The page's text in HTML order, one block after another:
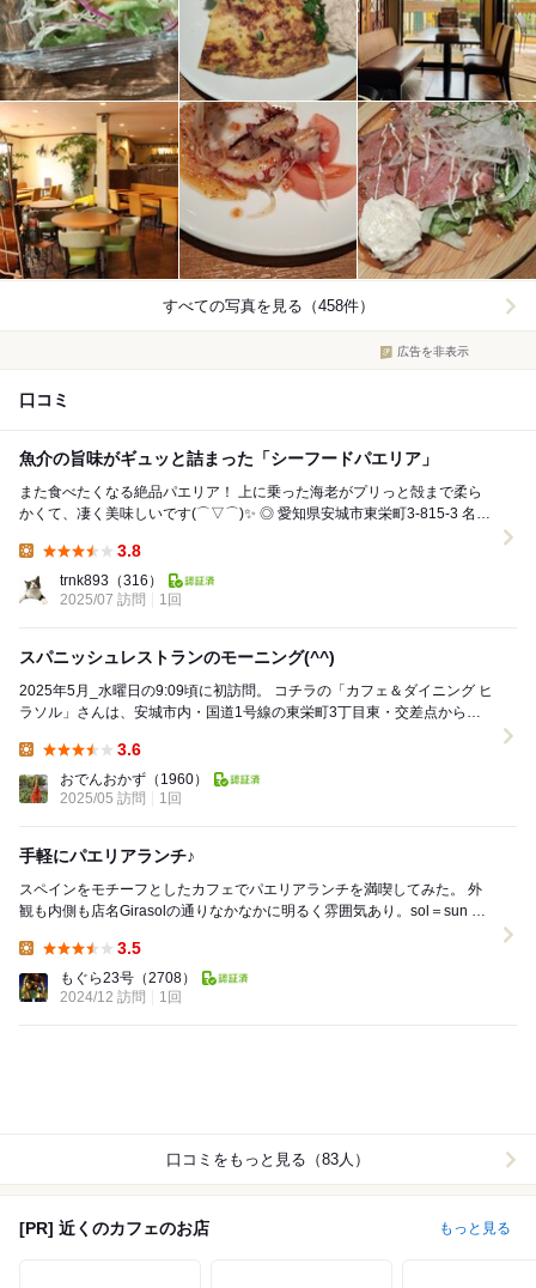
すべての写真を見る（458件）
広告を非表示
口コミ
魚介の旨味がギュッと詰まった「シーフードパエリア」
また食べたくなる絶品パエリア！ 上に乗った海老がプリっと殻まで柔ら
かくて、凄く美味しいです(⌒▽⌒)✨️ ◎ 愛知県安城市東栄町3-815-3 名鉄
3.8
trnk893 （316）
2025/07 訪問
1回
スパニッシュレストランのモーニング(^^)
2025年5月_水曜日の9:09頃に初訪問。 コチラの「カフェ＆ダイニング ヒ
ラソル」さんは、安城市内・国道1号線の東栄町3丁目東・交差点から、
3.6
おでんおかず （1960）
2025/05 訪問
1回
手軽にパエリアランチ♪
スペインをモチーフとしたカフェでパエリアランチを満喫してみた。 外
観も内側も店名Girasolの通りなかなかに明るく雰囲気あり。sol＝sun は
3.5
もぐら23号 （2708）
2024/12 訪問
1回
口コミをもっと見る（83人）
[PR] 近くのカフェのお店 もっと見る